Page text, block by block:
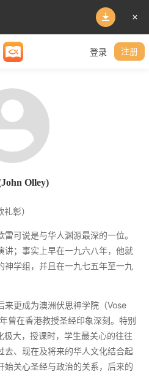
登录 注册
Olley)
彰）
可说是与华人渊源最深的一位。
讲；事实上早在一九六八年，他就
学组，并且在一九七五年至一九
来更成为澳洲伏思神学院（Vose
曾在香港教授圣经印象深刻。特别
大，授课时，学生最关心的往往
去、现在及将来的华人文化结合起
始关心圣经与政治的关系，后来的